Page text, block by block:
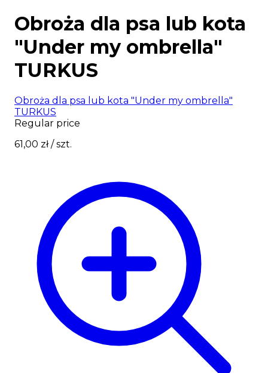
Obroża dla psa lub kota
"Under my ombrella"
TURKUS
Obroża dla psa lub kota "Under my ombrella"
TURKUS
Regular price
61,00 zł/ szt.